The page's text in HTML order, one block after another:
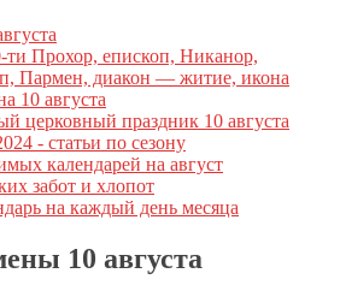
ти Прохор, епископ, Никанор,
Пармен, диакон — житие, икона
10 августа
церковный праздник 10 августа
- статьи по сезону
календарей на август
забот и хлопот
на каждый день месяца
10 августа